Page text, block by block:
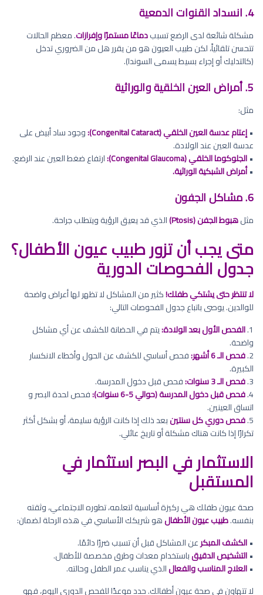
4. انسداد القنوات الدمعية
مشكلة شائعة لدى الرضع تسببدماعًا مستمرًا وإفرازات. معظم الحالات
تتحسن تلقائياً، لكن طبيب العيون هو من يقرر هل من الضروري تدخل
(كالتدليك أو إجراء بسيط يسمى السوندا).
5. أمراض العين الخلقية والوراثية
مثل:
•إعتام عدسة العين الخلقي (Congenital Cataract):
وجود ساد أبيض على
عدسة العين عند الولادة.
•الجلوكوما الخلقي (Congenital Glaucoma):
ارتفاع ضغط العين عند الرضع.
•أمراض الشبكية الوراثية.
6. مشاكل الجفون
مثلهبوط الجفن (Ptosis) الذي قد يعيق الرؤية ويتطلب جراحة.
متى يجب أن تزور طبيب عيون الأطفال؟
جدول الفحوصات الدورية
لا تنتظر حتى يشتكي طفلك!كثير من المشاكل لا تظهر لها أعراض واضحة
للوالدين. يوصى باتباع جدول الفحوصات التالي:
1. الفحص الأول بعد الولادة:يتم في الحضانة للكشف عن أي مشاكل
واضحة.
2. فحص الـ 6 أشهر:
فحص أساسي للكشف عن الحول وأخطاء الانكسار
الكبيرة.
3. فحص الـ 3 سنوات:
فحص قبل دخول المدرسة.
4. فحص قبل دخول المدرسة (حوالي 5-6 سنوات):
فحص لحدة البصر و
اتساق العينين.
5. فحص دوري كل سنتينبعد ذلك إذا كانت الرؤية سليمة، أو بشكل أكثر
تكرارًا إذا كانت هناك مشكلة أو تاريخ عائلي.
الاستثمار في البصر استثمار في
المستقبل
صحة عيون طفلك هي ركيزة أساسية لتعلمه، تطوره الاجتماعي، وثقته
بنفسه.طبيب عيون الأطفالهو شريكك الأساسي في هذه الرحلة لضمان:
•الكشف المبكرعن المشاكل قبل أن تسبب ضررًا دائمًا.
•التشخيص الدقيقباستخدام معدات وطرق مخصصة للأطفال.
•العلاج المناسب والفعالالذي يناسب عمر الطفل وحالته.
لا تتهاون في صحة عيون أطفالك. حدد موعدًا للفحص الدوري اليوم، فهو